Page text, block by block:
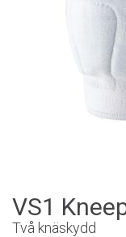
VS1
Två knäskydd